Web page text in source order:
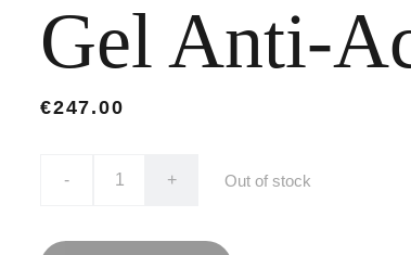
Gel Anti-
€247.00
- + Out of stock